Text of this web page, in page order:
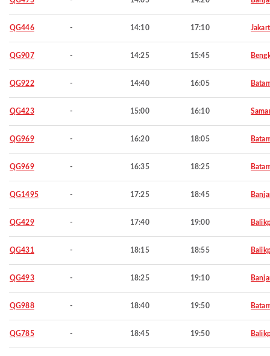
QG446 - 14:10 17:10
QG907 - 14:25 15:45
QG922 - 14:40 16:05
QG423 - 15:00 16:10
QG969 - 16:20 18:05
QG969 - 16:35 18:25
QG1495 - 17:25 18:45
QG429 - 17:40 19:00
QG431 - 18:15 18:55
QG493 - 18:25 19:10
QG988 - 18:40 19:50
QG785 - 18:45 19:50